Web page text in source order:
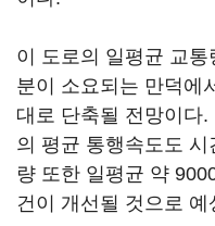
이 도로의 일평균 교
분이 소요되는 만덕에
대로 단축될 전망이다.
의 평균 통행속도도
량 또한 일평균 약
건이 개선될 것으로 예